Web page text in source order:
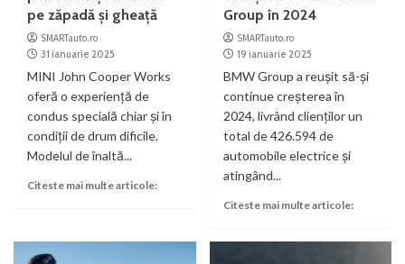
pe zăpadă şi gheaţă
SMARTauto.ro
31 ianuarie 2025
MINI John Cooper Works
oferă o experiență de
condus specială chiar şi în
condiţii de drum dificile.
Modelul de înaltă...
Citeste mai multe articole:
Group în 2024
SMARTauto.ro
19 ianuarie 2025
BMW Group a reuşit să-şi
continue creşterea în
2024, livrând clienţilor un
total de 426.594 de
automobile electrice şi
atingând...
Citeste mai multe articole: